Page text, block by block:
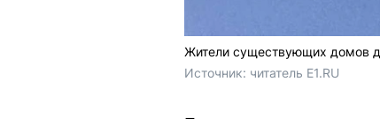
Жители существующих домов
Источник: читатель E1.RU